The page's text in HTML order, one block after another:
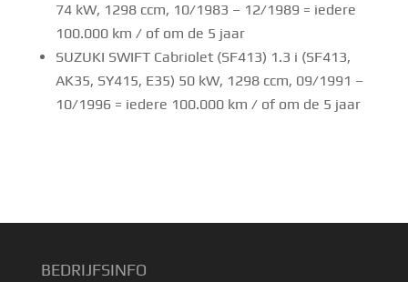
74 kW, 1298 ccm, 10/1983 – 12/1989 = iedere
100.000 km / of om de 5 jaar
SUZUKI SWIFT Cabriolet (SF413) 1.3 i (SF413,
AK35, SY415, E35) 50 kW, 1298 ccm, 09/1991 –
10/1996 = iedere 100.000 km / of om de 5 jaar
BEDRIJFSINFO